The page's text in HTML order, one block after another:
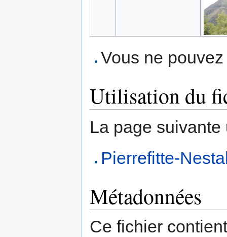
Vous ne
Utilisation du
La page
Pierrefitte-
Métadonnées
Ce fichier